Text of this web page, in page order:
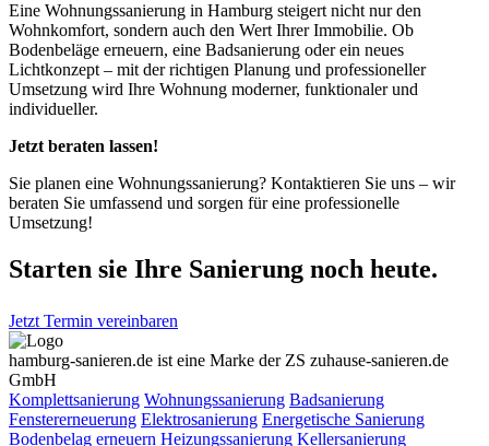
Eine Wohnungssanierung in Hamburg steigert nicht nur den
Wohnkomfort, sondern auch den Wert Ihrer Immobilie. Ob
Bodenbeläge erneuern, eine Badsanierung oder ein neues
Lichtkonzept – mit der richtigen Planung und professioneller
Umsetzung wird Ihre Wohnung moderner, funktionaler und
individueller.
Jetzt beraten lassen!
Sie planen eine Wohnungssanierung? Kontaktieren Sie uns – wir
beraten Sie umfassend und sorgen für eine professionelle
Umsetzung!
Starten sie Ihre Sanierung noch heute.
Jetzt Termin vereinbaren
hamburg-sanieren.de ist eine Marke der ZS zuhause-sanieren.de
GmbH
Komplettsanierung Wohnungssanierung Badsanierung
Fenstererneuerung Elektrosanierung Energetische Sanierung
Bodenbelag erneuern Heizungssanierung Kellersanierung